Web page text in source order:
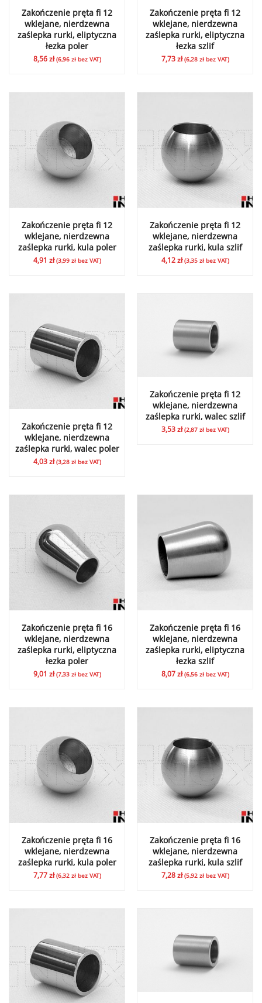
Zakończenie pręta fi 12
wklejane, nierdzewna
zaślepka rurki, eliptyczna
łezka poler
8,56zł (6,96 złbez VAT)
Zakończenie pręta fi 12
wklejane, nierdzewna
zaślepka rurki, eliptyczna
łezka szlif
7,73zł (6,28 złbez VAT)
Zakończenie pręta fi 12
wklejane, nierdzewna
zaślepka rurki, kula poler
4,91 zł (3,99 złbez VAT)
Zakończenie pręta fi 12
wklejane, nierdzewna
zaślepka rurki, kula szlif
4,12zł (3,35 złbez VAT)
Zakończenie pręta fi 12
wklejane, nierdzewna
zaślepka rurki, walec poler
4,03zł (3,28 złbez VAT)
Zakończenie pręta fi 12
wklejane, nierdzewna
zaślepka rurki, walec szlif
3,53zł (2,87 złbez VAT)
Zakończenie pręta fi 16
wklejane, nierdzewna
zaślepka rurki, eliptyczna
łezka poler
9,01 zł (7,33 złbez VAT)
Zakończenie pręta fi 16
wklejane, nierdzewna
zaślepka rurki, eliptyczna
łezka szlif
8,07zł (6,56 złbez VAT)
Zakończenie pręta fi 16
wklejane, nierdzewna
zaślepka rurki, kula poler
7,77zł (6,32 złbez VAT)
Zakończenie pręta fi 16
wklejane, nierdzewna
zaślepka rurki, kula szlif
7,28zł (5,92 złbez VAT)